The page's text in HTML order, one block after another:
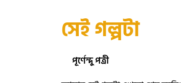
সেই গল্পটা
পূর্ণেন্দু পত্রী